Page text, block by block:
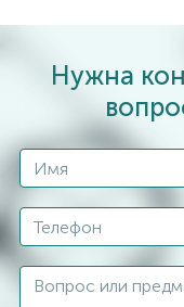
Нужна